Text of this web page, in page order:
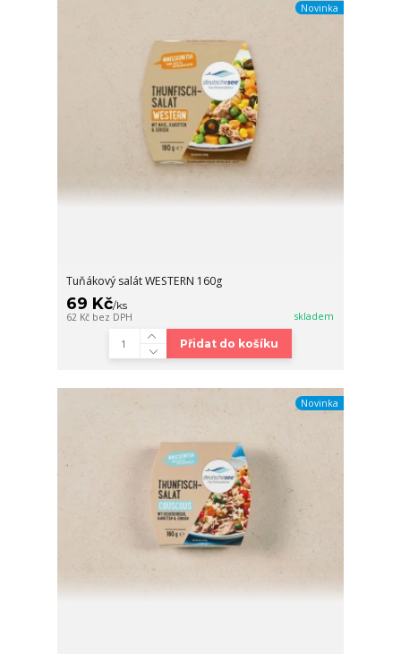
Novinka
Tuňákový salát WESTERN 160g
69 Kč/ks
62 Kč bez DPH skladem
Přidat do košíku
Novinka